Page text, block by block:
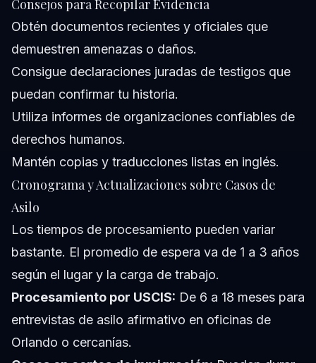
Consejos para Recopilar Evidencia
Obtén documentos recientes y oficiales que
demuestren amenazas o daños.
Consigue declaraciones juradas de testigos que
puedan confirmar tu historia.
Utiliza informes de organizaciones confiables de
derechos humanos.
Mantén copias y traducciones listas en inglés.
Cronograma y Actualizaciones sobre Casos de
Asilo
Los tiempos de procesamiento pueden variar
bastante. El promedio de espera va de 1 a 3 años
según el lugar y la carga de trabajo.
Procesamiento por USCIS: De 6 a 18 meses para
entrevistas de asilo afirmativo en oficinas de
Orlando o cercanías.